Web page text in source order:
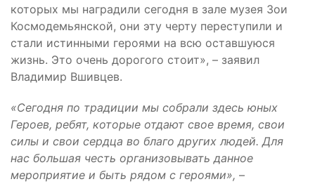
которых мы наградили сегодня в зале музея Зои
Космодемьянской, они эту черту переступили и
стали истинными героями на всю оставшуюся
жизнь. Это очень дорогого стоит», – заявил
Владимир Вшивцев.
«Сегодня по традиции мы собрали здесь юных
Героев, ребят, которые отдают свое время, свои
силы и свои сердца во благо других людей. Для
нас большая честь организовывать данное
мероприятие и быть рядом с героями», –